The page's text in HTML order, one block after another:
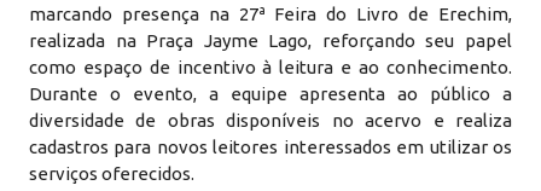
marcando presença na 27ª Feira do Livro de Erechim,
realizada na Praça Jayme Lago, reforçando seu papel
como espaço de incentivo à leitura e ao conhecimento.
Durante o evento, a equipe apresenta ao público a
diversidade de obras disponíveis no acervo e realiza
cadastros para novos leitores interessados em utilizar os
serviços oferecidos.